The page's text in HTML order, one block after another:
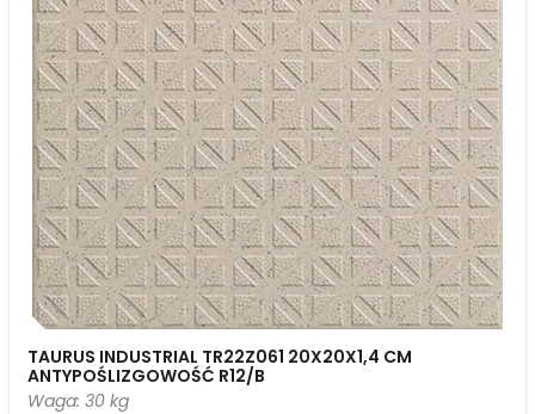
TAURUS INDUSTRIAL TR22Z061 20X20X1,4 CM
ANTYPOŚLIZGOWOŚĆ R12/B
Waga: 30 kg